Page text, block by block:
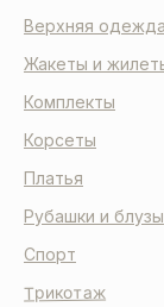
Корсеты
Платья
Комплекты
Спорт
Рубашки и блузы
Жакеты и
Трикотаж
Верхняя одежда